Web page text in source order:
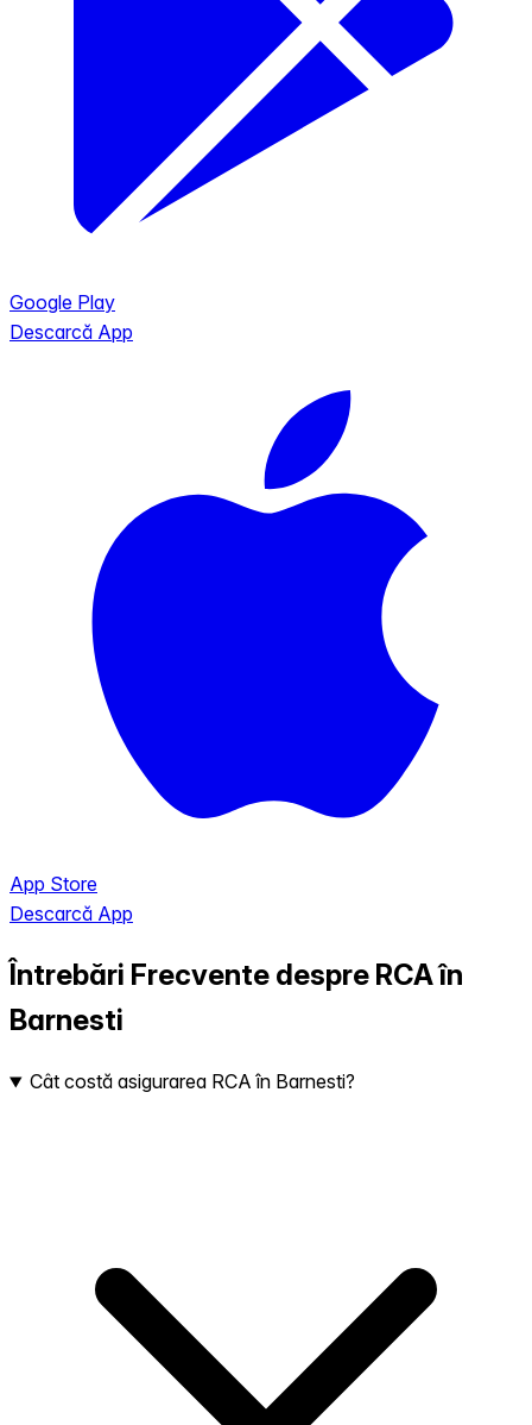
Google Play
Descarcă App
App Store
Descarcă App
Întrebări Frecvente despre RCA în
Barnesti
Cât costă asigurarea RCA în Barnesti?